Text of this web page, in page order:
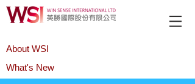
About WSI
What's New